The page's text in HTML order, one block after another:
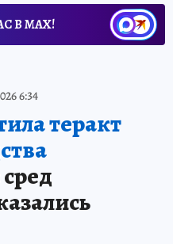
В МАХ!
6:34
теракт
сред